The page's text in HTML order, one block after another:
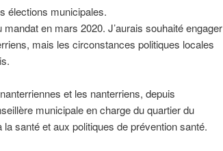
élections municipales.
en mars 2020. J’aurais souhaité engager
mais les circonstances politiques locales
et les nanterriens, depuis
municipale en charge du quartier du
la santé et aux politiques de prévention santé.